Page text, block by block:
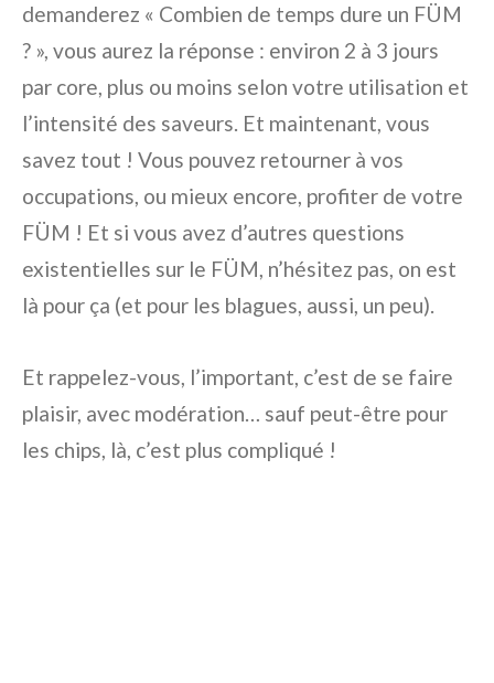
demanderez « Combien de temps dure un FÜM
? », vous aurez la réponse : environ 2 à 3 jours
par core, plus ou moins selon votre utilisation et
l’intensité des saveurs. Et maintenant, vous
savez tout ! Vous pouvez retourner à vos
occupations, ou mieux encore, profiter de votre
FÜM ! Et si vous avez d’autres questions
existentielles sur le FÜM, n’hésitez pas, on est
là pour ça (et pour les blagues, aussi, un peu).
Et rappelez-vous, l’important, c’est de se faire
plaisir, avec modération… sauf peut-être pour
les chips, là, c’est plus compliqué !